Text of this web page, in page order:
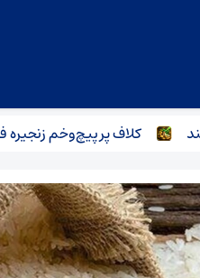
کلاف پرپیچ‌وخم زنجیره